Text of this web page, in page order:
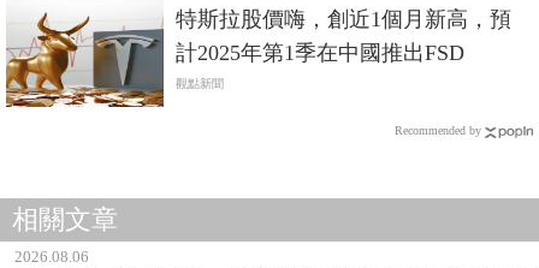
特斯拉股價嗨，創近1個月新高，預
計2025年第1季在中國推出FSD
觀點新聞
Recommended by
相關文章
2026.08.06